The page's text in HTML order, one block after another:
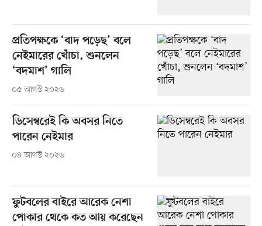
প্রতিপক্ষকে ‘বাদ পড়েছ’ বলে
নেইমারের খোঁচা, শুনলেন
‘বদমাশ’ গালি
০৫ আগস্ট ২০২৬
ডিসেম্বরেই কি অবসর নিতে
পারেন নেইমার
০৪ আগস্ট ২০২৬
ফুটবলের বাইরে আরেক নেশা
পোকার থেকে কত আয় করেছেন